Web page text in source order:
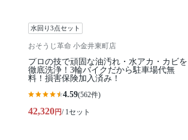
水回り3点セット
おそうじ革命 小金井東町店
プロの技で頑固な油汚れ・水アカ・カビを
徹底洗浄！3輪バイクだから駐車場代無
料！損害保険加入済み！
4.59(562件)
42,320円/ 1セット